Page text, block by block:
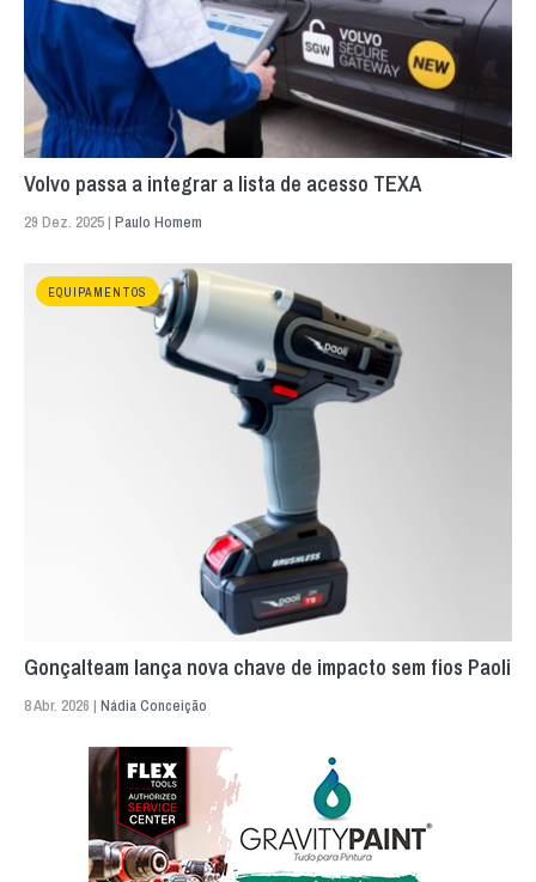
Volvo passa a integrar a lista de acesso TEXA
29 Dez. 2025 | Paulo Homem
EQUIPAMENTOS
Gonçalteam lança nova chave de impacto sem fios Paoli
8 Abr. 2026 | Nádia Conceição